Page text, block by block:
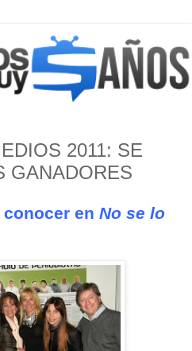
2011: SE
GANADORES
conocer en No se lo